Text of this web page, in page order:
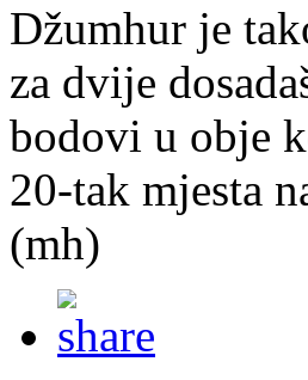
Džumhur je
za dvije
bodovi u obje
20-tak mjesta
(mh)